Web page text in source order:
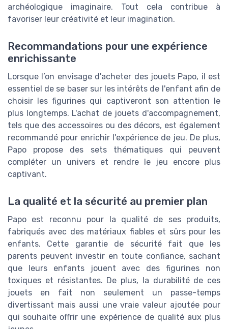
archéologique imaginaire. Tout cela contribue à
favoriser leur créativité et leur imagination.
Recommandations pour une expérience
enrichissante
Lorsque l’on envisage d'acheter des jouets Papo, il est
essentiel de se baser sur les intérêts de l'enfant afin de
choisir les figurines qui captiveront son attention le
plus longtemps. L'achat de jouets d'accompagnement,
tels que des accessoires ou des décors, est également
recommandé pour enrichir l'expérience de jeu. De plus,
Papo propose des sets thématiques qui peuvent
compléter un univers et rendre le jeu encore plus
captivant.
La qualité et la sécurité au premier plan
Papo est reconnu pour la qualité de ses produits,
fabriqués avec des matériaux fiables et sûrs pour les
enfants. Cette garantie de sécurité fait que les
parents peuvent investir en toute confiance, sachant
que leurs enfants jouent avec des figurines non
toxiques et résistantes. De plus, la durabilité de ces
jouets en fait non seulement un passe-temps
divertissant mais aussi une vraie valeur ajoutée pour
qui souhaite offrir une expérience de qualité aux plus